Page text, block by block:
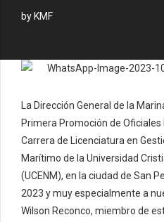
by KMF
La Dirección General de la
Primera Promoción de
Carrera de Licenciatura en
Marítimo de la Universidad
(UCENM), en la ciudad de San
2023 y muy especialmente a
Wilson Reconco, miembro de